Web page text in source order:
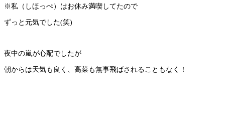
※私（しほっぺ）はお休み満喫してたので
ずっと元気でした(笑)
夜中の嵐が心配でしたが
朝からは天気も良く、高菜も無事飛ばされることもなく！